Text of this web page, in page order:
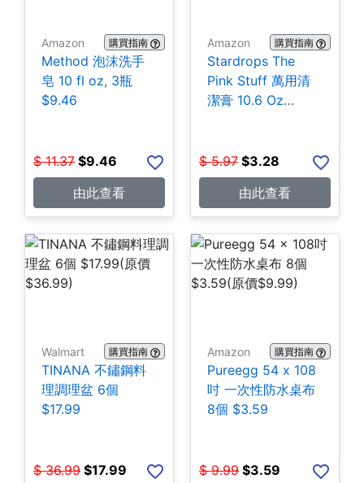
Amazon 購買指南
Method 泡沫洗手
皂 10 fl oz, 3瓶
$9.46
$ 11.37 $9.46
由此查看
Amazon 購買指南
Stardrops The
Pink Stuff 萬用清
潔膏 10.6 Oz
$ 5.97 $3.28
由此查看
Walmart 購買指南
TINANA 不鏽鋼料
理調理盆 6個
$17.99
$ 36.99 $17.99
Amazon 購買指南
Pureegg 54 x 108
吋 一次性防水桌布
8個 $3.59
$ 9.99 $3.59